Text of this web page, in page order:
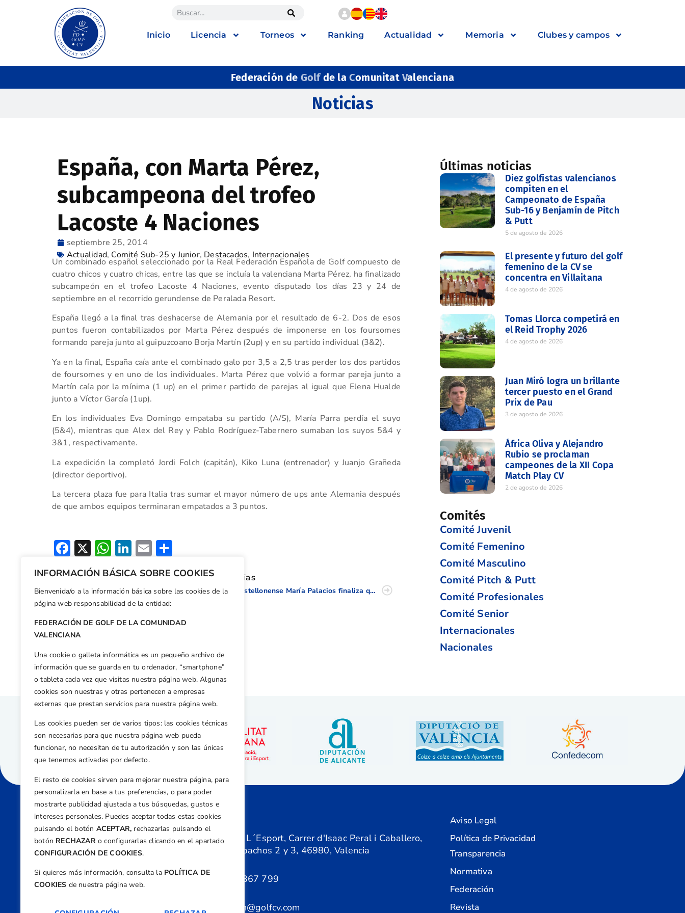
INFORMACIÓN BÁSICA SOBRE COOKIES
Bienvenida/o a la información básica sobre las cookies de la
página web responsabilidad de la entidad:
FEDERACIÓN DE GOLF DE LA COMUNIDAD
VALENCIANA
Una cookie o galleta informática es un pequeño archivo de
información que se guarda en tu ordenador, “smartphone”
o tableta cada vez que visitas nuestra página web. Algunas
cookies son nuestras y otras pertenecen a empresas
externas que prestan servicios para nuestra página web.
Las cookies pueden ser de varios tipos: las cookies técnicas
son necesarias para que nuestra página web pueda
funcionar, no necesitan de tu autorización y son las únicas
que tenemos activadas por defecto.
El resto de cookies sirven para mejorar nuestra página, para
personalizarla en base a tus preferencias, o para poder
mostrarte publicidad ajustada a tus búsquedas, gustos e
intereses personales. Puedes aceptar todas estas cookies
pulsando el botón ACEPTAR, rechazarlas pulsando el
botón RECHAZARo configurarlas clicando en el apartado
CONFIGURACIÓN DE COOKIES.
Si quieres más información, consulta la POLÍTICA DE
COOKIES de nuestra página web.
Inicio Licencia Torneos Ranking Actualidad Memoria Clubes y campos
Federación de Golfde la ComunitatValenciana
Noticias
España, con Marta Pérez,
subcampeona del trofeo
Lacoste 4 Naciones
septiembre 25, 2014
Actualidad, Comité Sub-25 y Junior, Destacados, Internacionales
Un combinado español seleccionado por la Real Federación Española de Golf compuesto de
cuatro chicos y cuatro chicas, entre las que se incluía la valenciana Marta Pérez, ha finalizado
subcampeón en el trofeo Lacoste 4 Naciones, evento disputado los días 23 y 24 de
septiembre en el recorrido gerundense de Peralada Resort.
España llegó a la final tras deshacerse de Alemania por el resultado de 6-2. Dos de esos
puntos fueron contabilizados por Marta Pérez después de imponerse en los foursomes
formando pareja junto al guipuzcoano Borja Martín (2up) y en su partido individual (3&2).
Ya en la final, España caía ante el combinado galo por 3,5 a 2,5 tras perder los dos partidos
de foursomes y en uno de los individuales. Marta Pérez que volvió a formar pareja junto a
Martín caía por la mínima (1 up) en el primer partido de parejas al igual que Elena Hualde
junto a Víctor García (1up).
En los individuales Eva Domingo empataba su partido (A/S), María Parra perdía el suyo
(5&4), mientras que Alex del Rey y Pablo Rodríguez-Tabernero sumaban los suyos 5&4 y
3&1, respectivamente.
La expedición la completó Jordi Folch (capitán), Kiko Luna (entrenador) y Juanjo Grañeda
(director deportivo).
La tercera plaza fue para Italia tras sumar el mayor número de ups ante Alemania después
de que ambos equipos terminaran empatados a 3 puntos.
Facebook
X WhatsApp
LinkedIn
Email
Otras noticias
María Palacios y Natalia Escuriola toman parte en el Campeonato de España de Profesionales Femenino
La castellonense María Palacios finaliza quinta en el Campeonato de España de Profesionales
Últimas noticias
Diez golfistas valencianos
compiten en el
Campeonato de España
Sub-16 y Benjamín de Pitch
& Putt
5 de agosto de 2026
El presente y futuro del golf
femenino de la CV se
concentra en Villaitana
4 de agosto de 2026
Tomas Llorca competirá en
el Reid Trophy 2026
4 de agosto de 2026
Juan Miró logra un brillante
tercer puesto en el Grand
Prix de Pau
3 de agosto de 2026
África Oliva y Alejandro
Rubio se proclaman
campeones de la XII Copa
Match Play CV
2 de agosto de 2026
Comités
Comité Juvenil
Comité Femenino
Comité Masculino
Comité Pitch & Putt
Comité Profesionales
Comité Senior
Internacionales
Nacionales
Dirección
Centre de L´Esport, Carrer d'Isaac Peral i Caballero,
Nº 5, Despachos 2 y 3, 46980, Valencia
+34 961 367 799
federacion@golfcv.com
Aviso Legal
Política de Privacidad
Transparencia
Normativa
Federación
Revista